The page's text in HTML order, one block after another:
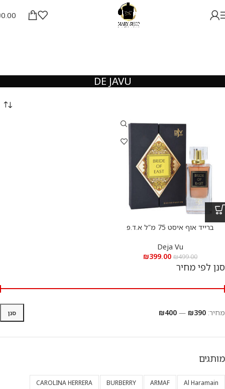
0.00
DE JAVU
ברייד אוף איסט 75 מ”ל א.ד.פ
Deja Vu
₪499.00
₪399.00
סנן לפי מחיר
סנן מחיר: ₪390
—
₪400
מותגים
Al Haramain
ARMAF
BURBERRY
CAROLINA HERRERA